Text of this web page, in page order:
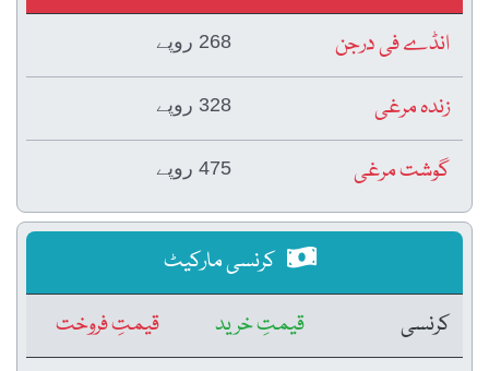
انڈے فی درجن
268 روپے
زندہ مرغی 328 روپے
گوشت مرغی 475 روپے
کرنسی مارکیٹ
کرنسی
قیمتِ خرید
قیمتِ فروخت